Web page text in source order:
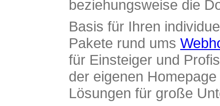
beziehungsweise die
Basis für Ihren
Pakete rund ums
für Einsteiger und
der eigenen
Lösungen für große